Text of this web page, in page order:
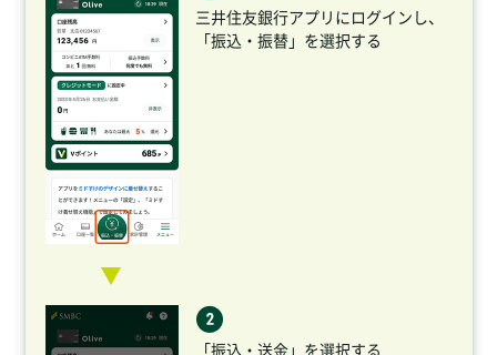
三井住友銀行アプリにログインし、
「振込・振替」を選択する
「振込・送金」を選択する